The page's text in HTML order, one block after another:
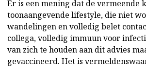
Er is een mening dat de vermeende
toonaangevende lifestyle, die niet
wandelingen en volledig belet
collega, volledig immuun voor
van zich te houden aan dit advies
gevaccineerd. Het is